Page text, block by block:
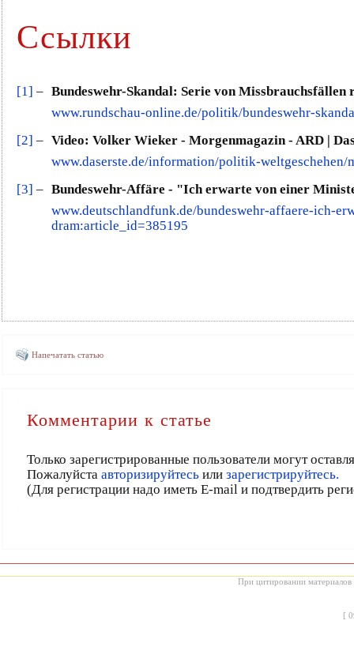
Ссылки
[1] – Bundeswehr-Skandal: Serie von
www.rundschau-online.de/politik/bundeswehr-
[2] – Video: Volker Wieker - Morgenmagazin - ARD |
www.daserste.de/information/politik-
[3] – Bundeswehr-Affäre - "Ich erwarte von einer
www.deutschlandfunk.de/bundeswehr-affaere-ich-
dram:article_id=385195
Напечатать статью
Комментарии к статье
Только зарегистрированные пользователи могут
Пожалуйста авторизируйтесь или зарегистрируйтесь.
(Для регистрации надо иметь E-mail и подтвердить
При цитировании материалов
[